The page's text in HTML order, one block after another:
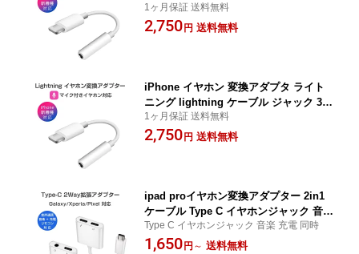
mm ヘッドホン iPhone iPad iPod 最新
ios対応 1ヶ月保証
1ヶ月保証 送料無料
2,750 円 送料無料
iPhone イヤホン 変換アダプタ ライト
ニング lightning ケーブル ジャック 3.5
mm ヘッドホン iPhone iPad iPod 最新
ios対応 1ヶ月保証
1ヶ月保証 送料無料
2,750 円 送料無料
ipad proイヤホン変換アダプター 2in1
ケーブル Type C イヤホンジャック 音楽
充電 同時 通話可能 3.5mm 拡張 変換ケ
ーブル ヘッドホン リモコン対応 Androi
Type C イヤホンジャック 音楽 充電 同時
1,650 円 ～ 送料無料